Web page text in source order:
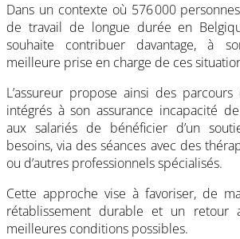
Dans un contexte où 576 000
de travail de longue durée en
souhaite contribuer davantage, à
meilleure prise en charge de ces
L’assureur propose ainsi des parcours
intégrés à son assurance incapacité
aux salariés de bénéficier d’un
besoins, via des séances avec des
ou d’autres professionnels spécialisés.
Cette approche vise à favoriser, de
rétablissement durable et un retour
meilleures conditions possibles.